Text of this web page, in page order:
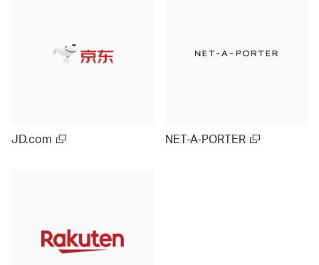
JD.com NET-A-PORTER